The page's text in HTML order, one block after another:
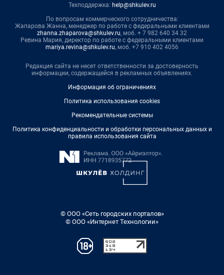
Техподдержка: help@shkulev.ru
По вопросам коммерческого сотрудничества:
Жапарова Жанна, менеджер по работе с федеральными клиентами
zhanna.zhaparova@shkulev.ru, моб. + 7 982 640 34 32
Ревина Мария, директор по работе с федеральными клиентами
mariya.revina@shkulev.ru, моб. +7 910 402 4056
Редакция сайта не несет ответственности за достоверность
информации, содержащейся в рекламных объявлениях.
Информация об ограничениях
Политика использования cookies
Рекомендательные системы
Политика конфиденциальности и обработки персональных данных и
правила использования сайта
© ООО «Сеть городских порталов»
© ООО «Интернет Технологии»